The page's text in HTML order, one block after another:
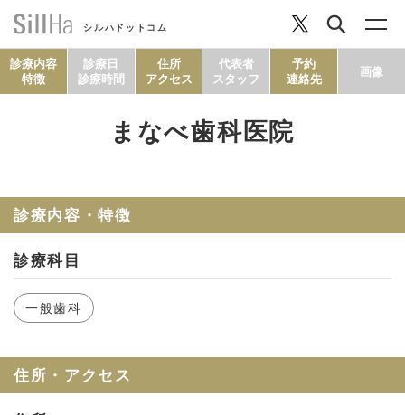
シルハドットコム
診療内容
特徴
診療日
診療時間
住所
アクセス
代表者
スタッフ
予約
連絡先
画像
まなべ歯科医院
診療内容・特徴
診療科目
一般歯科
住所・アクセス